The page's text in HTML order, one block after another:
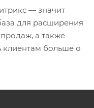
— значит
для расширения
а также
клиентам больше о